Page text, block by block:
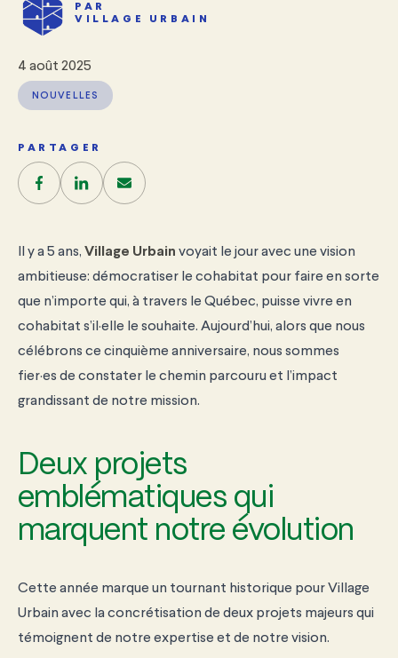
PAR
VILLAGE URBAIN
4 août 2025
NOUVELLES
PARTAGER
Il y a 5 ans, Village Urbain voyait le jour avec une vision
ambitieuse: démocratiser le cohabitat pour faire en sorte
que n’importe qui, à travers le Québec, puisse vivre en
cohabitat s’il·elle le souhaite. Aujourd’hui, alors que nous
célébrons ce cinquième anniversaire, nous sommes
fier·es de constater le chemin parcouru et l’impact
grandissant de notre mission.
Deux projets
emblématiques qui
marquent notre évolution
Cette année marque un tournant historique pour Village
Urbain avec la concrétisation de deux projets majeurs qui
témoignent de notre expertise et de notre vision.